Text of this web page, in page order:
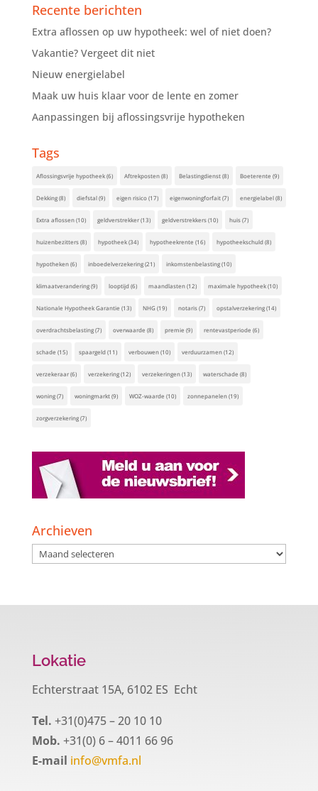
Recente berichten
Extra aflossen op uw hypotheek: wel of niet doen?
Vakantie? Vergeet dit niet
Nieuw energielabel
Maak uw huis klaar voor de lente en zomer
Aanpassingen bij aflossingsvrije hypotheken
Tags
Aflossingsvrije hypotheek(6) Aftrekposten(8) Belastingdienst(8) Boeterente (9)
Dekking(8) diefstal(9) eigen risico(17) eigenwoningforfait(7) energielabel(8)
Extra aflossen(10) geldverstrekker(13) geldverstrekkers(10) huis(7)
huizenbezitters(8) hypotheek(34) hypotheekrente (16) hypotheekschuld(8)
hypotheken(6) inboedelverzekering(21) inkomstenbelasting(10)
klimaatverandering(9) looptijd(6) maandlasten(12) maximale hypotheek(10)
Nationale Hypotheek Garantie (13) NHG(19) notaris(7) opstalverzekering(14)
overdrachtsbelasting(7) overwaarde (8) premie (9) rentevastperiode (6)
schade (15) spaargeld(11) verbouwen(10) verduurzamen(12)
verzekeraar(6) verzekering(12) verzekeringen(13) waterschade (8)
woning(7) woningmarkt(9) WOZ-waarde (10) zonnepanelen(19)
zorgverzekering(7)
Archieven
Archieven
Lokatie
Echterstraat 15A, 6102 ES Echt
Tel. +31(0)475 – 20 10 10
Mob. +31(0) 6 – 4011 66 96
E-mail info@vmfa.nl